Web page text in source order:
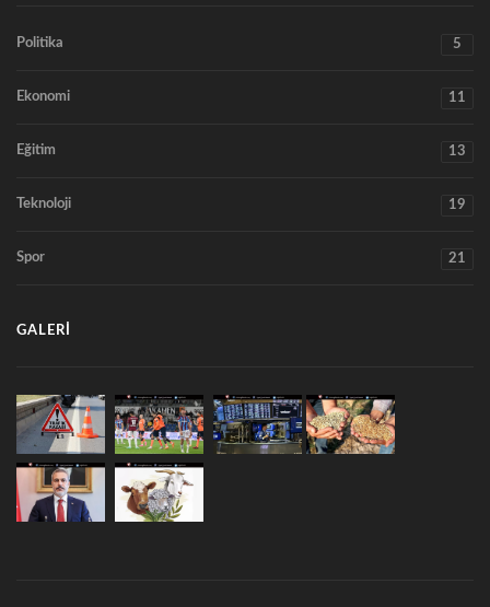
Politika 5
Ekonomi 11
Eğitim 13
Teknoloji 19
Spor 21
GALERI